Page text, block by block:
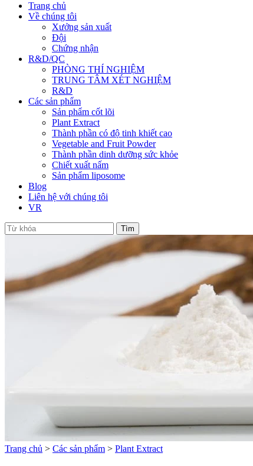
Trang chủ
Về chúng tôi
Xưởng sản xuất
Đội
Chứng nhận
R&D/QC
PHÒNG THÍ NGHIỆM
TRUNG TÂM XÉT NGHIỆM
R&D
Các sản phẩm
Sản phẩm cốt lõi
Plant Extract
Thành phần có độ tinh khiết cao
Vegetable and Fruit Powder
Thành phần dinh dưỡng sức khỏe
Chiết xuất nấm
Sản phẩm liposome
Blog
Liên hệ với chúng tôi
VR
Trang chủ > Các sản phẩm > Plant Extract